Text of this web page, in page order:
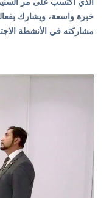
خبرة واسعة، ويشارك
مشاركته في الأنشطة